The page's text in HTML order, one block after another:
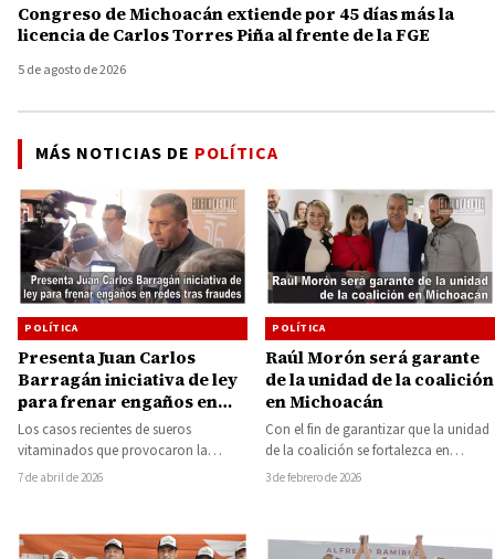
Congreso de Michoacán extiende por 45 días más la
licencia de Carlos Torres Piña al frente de la FGE
5 de agosto de 2026
MÁS NOTICIAS DE POLÍTICA
POLÍTICA
Presenta Juan Carlos
Barragán iniciativa de ley
para frenar engaños en
redes tras fraudes
Los casos recientes de sueros
vitaminados que provocaron la
muerte de varias personas en Sonora,
7 de abril de 2026
POLÍTICA
Raúl Morón será garante
de la unidad de la coalición
en Michoacán
Con el fin de garantizar que la unidad
de la coalición se fortalezca en
Michoacán ante los próximos…
3 de febrero de 2026